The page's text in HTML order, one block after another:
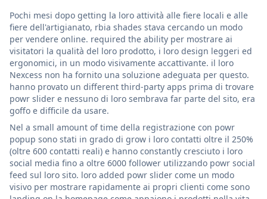
Pochi mesi dopo getting la loro attività alle fiere locali e alle
fiere dell'artigianato, rbia shades stava cercando un modo
per vendere online. required the ability per mostrare ai
visitatori la qualità del loro prodotto, i loro design leggeri ed
ergonomici, in un modo visivamente accattivante. il loro
Nexcess non ha fornito una soluzione adeguata per questo.
hanno provato un different third-party apps prima di trovare
powr slider e nessuno di loro sembrava far parte del sito, era
goffo e difficile da usare.
Nel a small amount of time della registrazione con powr
popup sono stati in grado di grow i loro contatti oltre il 250%
(oltre 600 contatti reali) e hanno constantly cresciuto i loro
social media fino a oltre 6000 follower utilizzando powr social
feed sul loro sito. loro added powr slider come un modo
visivo per mostrare rapidamente ai propri clienti come sono